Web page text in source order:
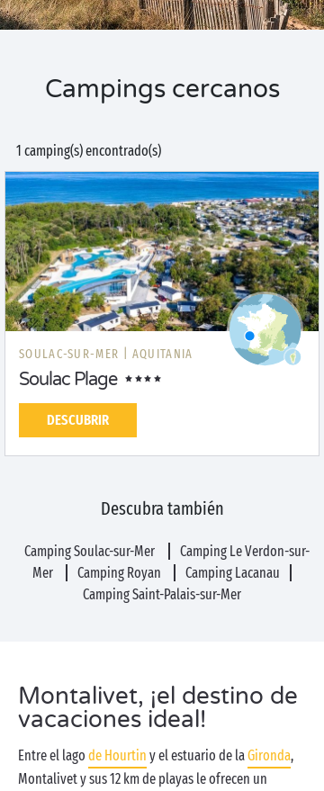
Campings cercanos
1 camping(s) encontrado(s)
SOULAC-SUR-MER | AQUITANIA
Soulac Plage
DESCUBRIR
Descubra también
Camping Soulac-sur-Mer
Camping Le Verdon-sur-
Mer
Camping Royan
Camping Lacanau
Camping Saint-Palais-sur-Mer
Montalivet, ¡el destino de
vacaciones ideal!
Entre el lago de Hourtin y el estuario de laGironda,
Montalivet y sus 12 km de playas le ofrecen un